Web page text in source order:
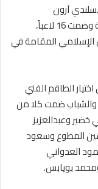
آرون
كريستونسون قائمة منتخب الكويت الأول للعبة وضمت 16 لاعباً،
الإسلامي المقامة في
الطاقم الفني
والشباب ضمت كلا من
وعبدالعزيز
المطوع وسعود
العدواني
بويابس.